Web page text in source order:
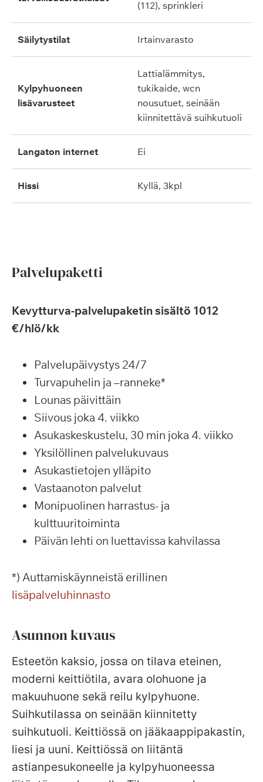
(112), sprinkleri
säilytystilat irtainvarasto
kylpyhuoneen
lisävarusteet
lattialämmitys,
tukikaide, wcn
nousutuet, seinään
kiinnitettävä suihkutuoli
langaton internet ei
hissi kyllä, 3kpl
Palvelupaketti
Kevytturva-palvelupaketin sisältö 1012
€/hlö/kk
Palvelupäivystys 24/7
Turvapuhelin ja –ranneke*
Lounas päivittäin
Siivous joka 4. viikko
Asukaskeskustelu, 30 min joka 4. viikko
Yksilöllinen palvelukuvaus
Asukastietojen ylläpito
Vastaanoton palvelut
Monipuolinen harrastus- ja
kulttuuritoiminta
Päivän lehti on luettavissa kahvilassa
*) Auttamiskäynneistä erillinen
lisäpalveluhinnasto
Asunnon kuvaus
Esteetön kaksio, jossa on tilava eteinen,
moderni keittiötila, avara olohuone ja
makuuhuone sekä reilu kylpyhuone.
Suihkutilassa on seinään kiinnitetty
suihkutuoli. Keittiössä on jääkaappipakastin,
liesi ja uuni. Keittiössä on liitäntä
astianpesukoneelle ja kylpyhuoneessa